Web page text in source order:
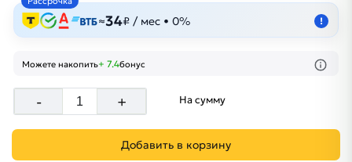
≈34₽ / мес • 0% !
Можете накопить+ 7.4бонус
- + На сумму
Добавить в корзину